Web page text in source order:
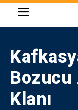
Bozucu
Klanı